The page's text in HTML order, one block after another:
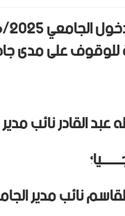
للوقوف على مدى
عبد القادر نائب
نائب مدير